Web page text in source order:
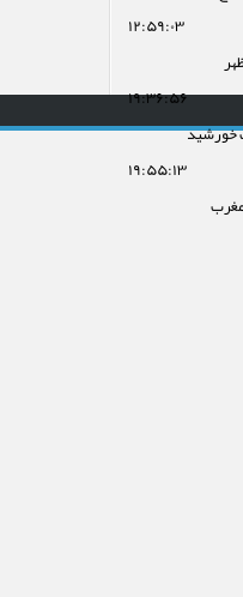
۱۲:۵۹:۰۳
۱۹:۳۶:۵۶
خورشید
۱۹:۵۵:۱۳